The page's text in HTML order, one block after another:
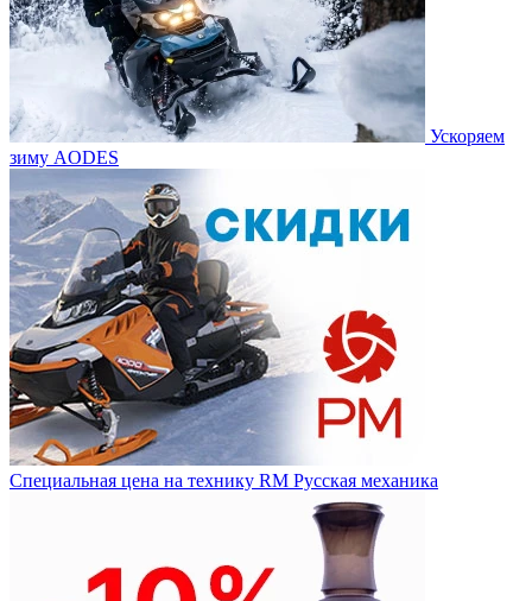
Ускоряем
зиму AODES
Специальная цена на технику RM Русская механика